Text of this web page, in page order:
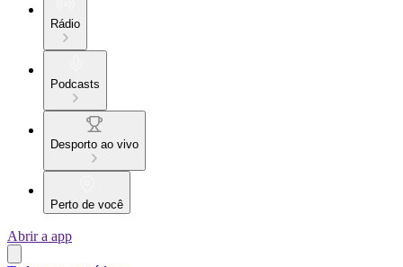
Rádio
Podcasts
Desporto ao vivo
Perto de você
Abrir a app